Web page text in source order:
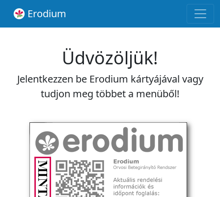
Erodium
Üdvözöljük!
Jelentkezzen be Erodium kártyájával vagy
tudjon meg többet a menüből!